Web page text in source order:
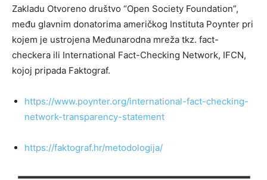
Zakladu Otvoreno društvo “Open Society Foundation”,
među glavnim donatorima američkog Instituta Poynter pri
kojem je ustrojena Međunarodna mreža tkz. fact-
checkera ili International Fact-Checking Network, IFCN,
kojoj pripada Faktograf.
https://www.poynter.org/international-fact-checking-
network-transparency-statement
https://faktograf.hr/metodologija/